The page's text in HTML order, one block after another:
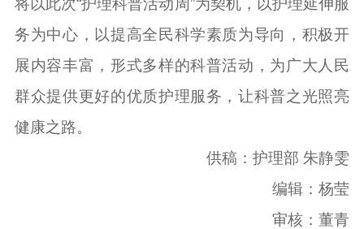
将以此次“护理科普活动周”为契机，以护理延伸服
务为中心，以提高全民科学素质为导向，积极开
展内容丰富，形式多样的科普活动，为广大人民
群众提供更好的优质护理服务，让科普之光照亮
健康之路。
供稿：护理部 朱静雯
编辑：杨莹
审核：董青